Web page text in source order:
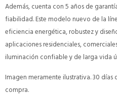
Además, cuenta con 5 años de
fiabilidad. Este modelo nuevo de la
eficiencia energética, robustez y
aplicaciones residenciales,
iluminación confiable y de larga vida
Imagen meramente ilustrativa. 30
compra.